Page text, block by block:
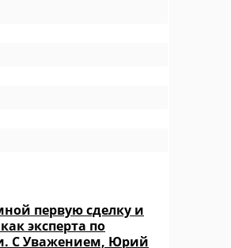
первую сделку и
эксперта по
С Уважением, Юрий